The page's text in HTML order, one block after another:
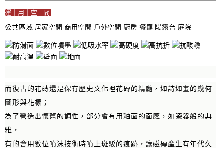
運｜用｜空｜間
公共區域 居家空間 商用空間 戶外空間 廚房 餐廳 陽露台 庭院
而復古的花磚還是保有歷史文化裡花磚的精髓，如詩如畫的幾何
圖形與花樣；
為了營造出懷舊的調性，部分會有用釉面的面感，如瓷器般的典
雅，
有的會用數位噴沫技術時噴上斑駁的痕跡，讓磁磚產生有年代久